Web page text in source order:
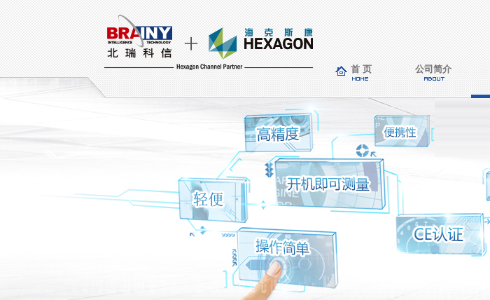
首 页 公司简介